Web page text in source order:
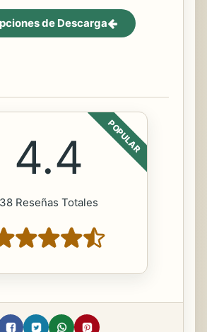
de Descarga
POPULAR
4.4
38 Reseñas Totales